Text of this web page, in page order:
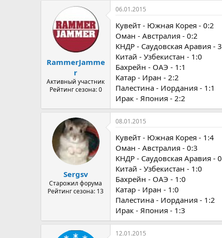
RammerJamme
r
Активный участник
Рейтинг сезона: 0
06.01.2015
Кувейт - Южная Корея - 0:2
Оман - Австралия - 0:2
КНДР - Саудовская Аравия -
Китай - Узбекистан - 1:0
Бахрейн - ОАЭ - 1:1
Катар - Иран - 2:2
Палестина - Иордания - 1:1
Ирак - Япония - 2:2
Sergsv
Старожил форума
Рейтинг сезона: 13
08.01.2015
Кувейт - Южная Корея - 1:4
Оман - Австралия - 0:3
КНДР - Саудовская Аравия -
Китай - Узбекистан - 1:0
Бахрейн - ОАЭ - 1:0
Катар - Иран - 1:0
Палестина - Иордания - 1:2
Ирак - Япония - 1:3
12.01.2015